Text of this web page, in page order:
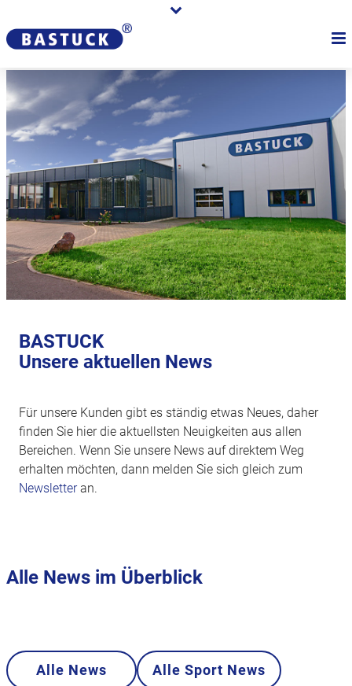
BASTUCK
Unsere aktuellen News
Für unsere Kunden gibt es ständig etwas Neues, daher
finden Sie hier die aktuellsten Neuigkeiten aus allen
Bereichen. Wenn Sie unsere News auf direktem Weg
erhalten möchten, dann melden Sie sich gleich zum
Newsletteran.
Alle News im Überblick
Alle News Alle Sport News